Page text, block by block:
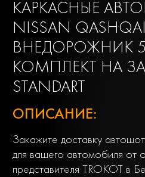
КАРКАСНЫЕ
NISSAN
ВНЕДОРОЖНИК
КОМПЛЕКТ НА
STANDART
ОПИСАНИЕ:
Закажите доставку
для вашего автомобиля от
представителя TROKOT в